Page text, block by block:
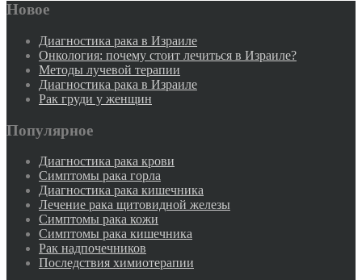
Новое
Диагностика рака в Израиле
Онкология: почему стоит лечиться в Израиле?
Методы лучевой терапии
Диагностика рака в Израиле
Рак груди у женщин
Популярное
Диагностика рака крови
Симптомы рака горла
Диагностика рака кишечника
Лечение рака щитовидной железы
Симптомы рака кожи
Симптомы рака кишечника
Рак надпочечников
Последствия химиотерапии